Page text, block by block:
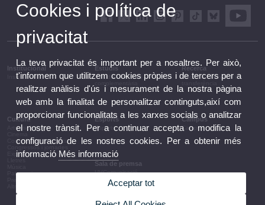
Institucional
Institucional
Estudis
Estudis i formació
Recerca
Recerca, innovació i
Cultura
Arts escèniques
Conferències i debats
Congressos i jornades
Exposicions
Patrimoni
Esports
Esports
Campus
Campus
Sala de premsa
UVComunicació
Notes de premsa
Agenda de govern
Cookies i política de
privacitat
La teva privacitat és important per a nosaltres. Per això,
t'informem que utilitzem cookies pròpies i de tercers per a
realitzar anàlisis d'ús i mesurament de la nostra pàgina
web amb la finalitat de personalitzar continguts,així com
proporcionar funcionalitats a les xarxes socials o analitzar
el nostre trànsit. Per a continuar accepta o modifica la
configuració de les nostres cookies. Per a obtenir més
informació Més informació
Acceptar tot